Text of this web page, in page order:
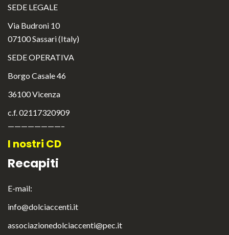
SEDE LEGALE
Via Budroni 10
07100 Sassari (Italy)
SEDE OPERATIVA
Borgo Casale 46
36100 Vicenza
c.f. 02117320909
————————–
I nostri CD
Recapiti
E-mail:
info@dolciaccenti.it
associazionedolciaccenti@pec.it
English